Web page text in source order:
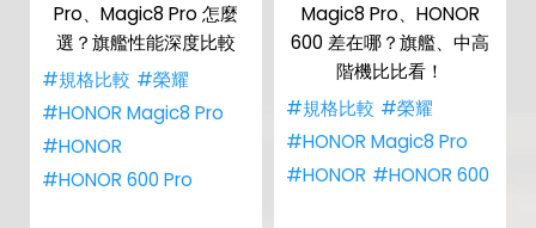
Pro、Magic8 Pro 怎麼
選？旗艦性能深度比較
#規格比較 #榮耀
#HONOR Magic8 Pro
#HONOR
#HONOR 600 Pro
Magic8 Pro、HONOR
600 差在哪？旗艦、中高
階機比比看！
#規格比較 #榮耀
#HONOR Magic8 Pro
#HONOR #HONOR 600